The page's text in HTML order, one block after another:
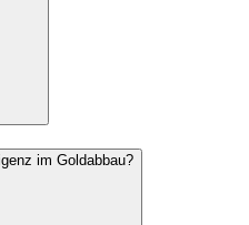
im Goldabbau?